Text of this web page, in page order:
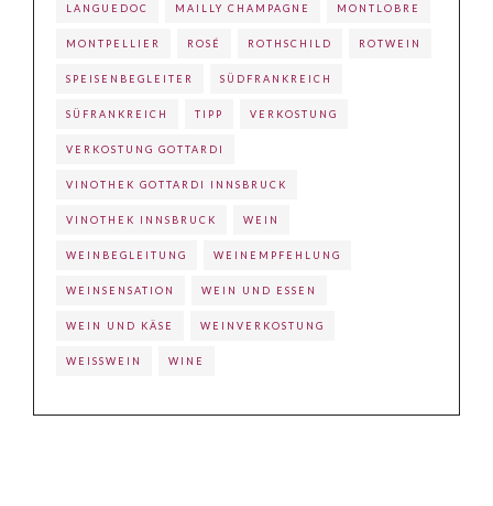
LANGUEDOC MAILLY CHAMPAGNE MONTLOBRE
MONTPELLIER ROSÉ ROTHSCHILD ROTWEIN
SPEISENBEGLEITER SÜDFRANKREICH
SÜFRANKREICH TIPP VERKOSTUNG
VERKOSTUNG GOTTARDI
VINOTHEK GOTTARDI INNSBRUCK
VINOTHEK INNSBRUCK WEIN
WEINBEGLEITUNG WEINEMPFEHLUNG
WEINSENSATION WEIN UND ESSEN
WEIN UND KÄSE WEINVERKOSTUNG
WEISSWEIN WINE